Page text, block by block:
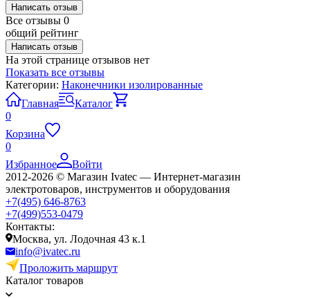
Написать отзыв
Все отзывы 0
общий рейтинг
Написать отзыв
На этой странице отзывов нет
Показать все отзывы
Категории: Наконечники изолированные
Главная
Каталог
0
Корзина
0
Избранное
Войти
2012-2026 © Магазин Ivatec — Интернет-магазин
электротоваров, инструментов и оборудования
+7(495) 646-8763
+7(499)553-0479
Контакты:
Москва, ул. Лодочная 43 к.1
info@ivatec.ru
Проложить маршрут
Каталог товаров